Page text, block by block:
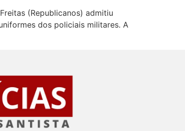
(Republicanos) admitiu
dos policiais militares. A